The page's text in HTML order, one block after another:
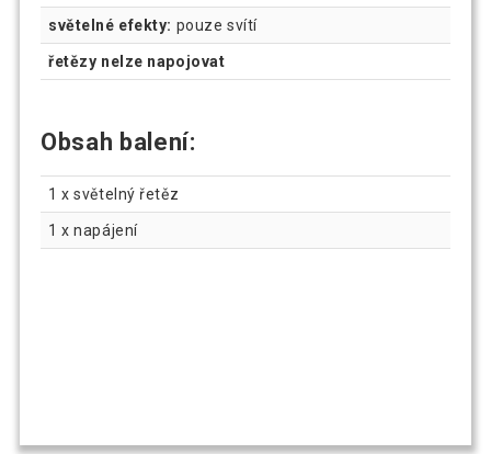
světelné efekty: pouze svítí
řetězy nelze napojovat
Obsah balení:
1 x světelný řetěz
1 x napájení